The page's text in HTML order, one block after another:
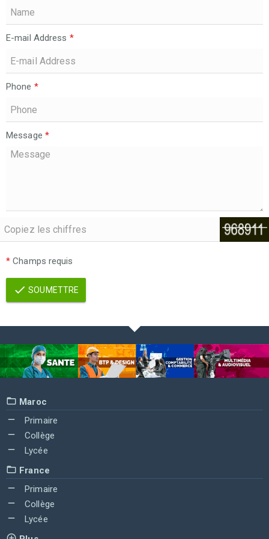
E-mail Address *
Phone *
Message *
* Champs requis
SOUMETTRE
Maroc
Primaire
Collège
Lycée
France
Primaire
Collège
Lycée